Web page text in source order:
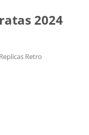
2024
Retro